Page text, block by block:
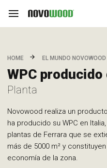
HOME EL MUNDO NOVOWOOD
WPC
Planta
Novowood realiza un
ha producido su WPC en
plantas de Ferrara que se
más de 5000 m² y
economía de la zona.